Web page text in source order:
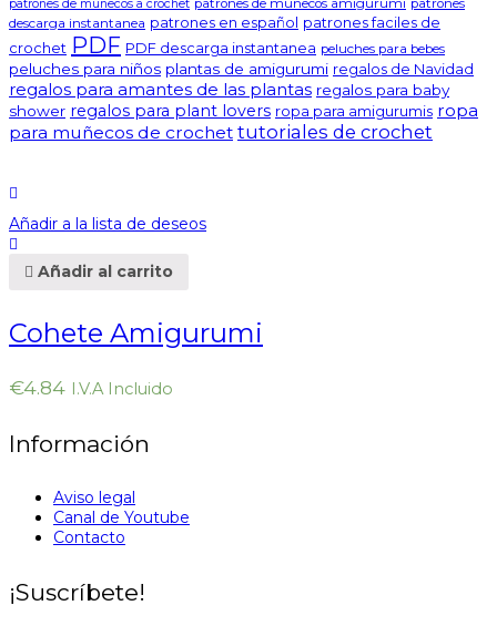
patrones de muñecos a crochet patrones de muñecos amigurumi patrones
descarga instantanea patrones en español patrones faciles de
crochet PDF PDF descarga instantanea peluches para bebes
peluches para niños plantas de amigurumi regalos de Navidad
regalos para amantes de las plantas regalos para baby
shower regalos para plant lovers ropa para amigurumis ropa
para muñecos de crochet tutoriales de crochet
Añadir a la lista de deseos
Añadir al carrito
Cohete Amigurumi
€4.84 I.V.A Incluido
Información
Aviso legal
Canal de Youtube
Contacto
¡Suscríbete!